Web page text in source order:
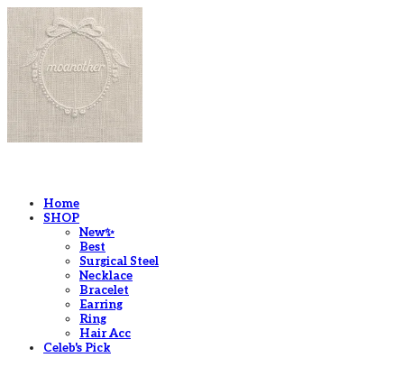
Home
SHOP
New✨
Best
Surgical Steel
Necklace
Bracelet
Earring
Ring
Hair Acc
Celeb's Pick